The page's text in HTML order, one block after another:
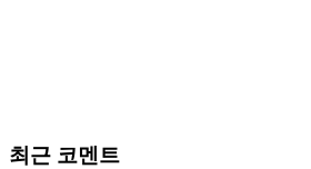
최근 코멘트